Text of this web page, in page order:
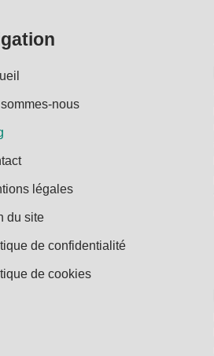
nous
légales
du site
de confidentialité
de cookies